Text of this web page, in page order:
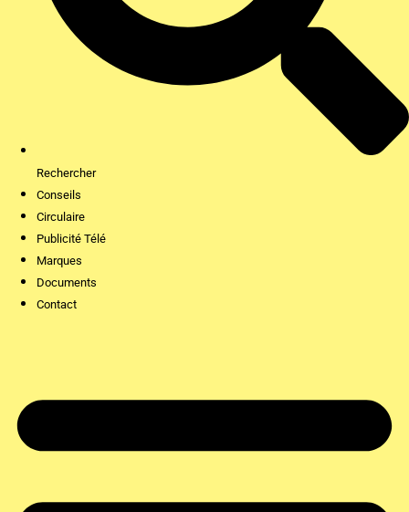
Rechercher
Conseils
Circulaire
Publicité Télé
Marques
Documents
Contact